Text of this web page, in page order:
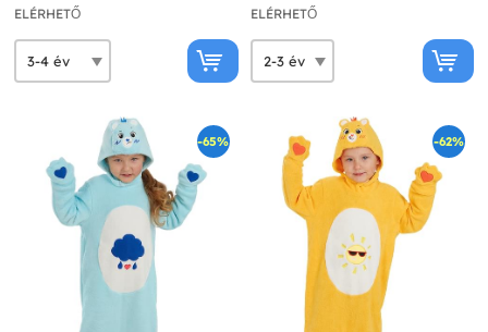
ELÉRHETŐ ELÉRHETŐ
-65% -62%